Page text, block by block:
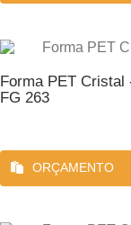
Forma PET Cristal
FG 263
ORÇAMENTO